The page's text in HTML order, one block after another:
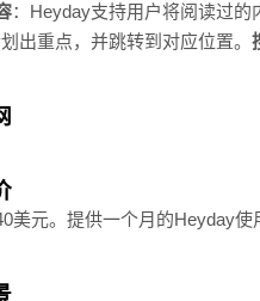
：Heyday支持用户将阅读过的
出重点，并跳转到对应位置。
美元。提供一个月的Heyday使